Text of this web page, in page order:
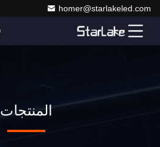
homer@starlakeled.com
المنتجات